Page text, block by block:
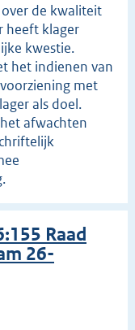
de kwaliteit
heeft klager
kwestie.
het indienen van
met
als doel.
afwachten
Raad
26-